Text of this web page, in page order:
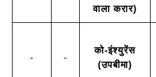
वाला करार)
- -
को-इंश्युरेंस
(उपबीमा)